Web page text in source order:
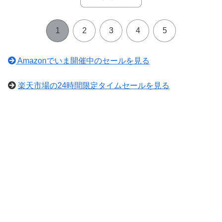
1 2 3 4 5
Amazonでいま開催中のセールを見る
楽天市場の24時間限定タイムセールを見る